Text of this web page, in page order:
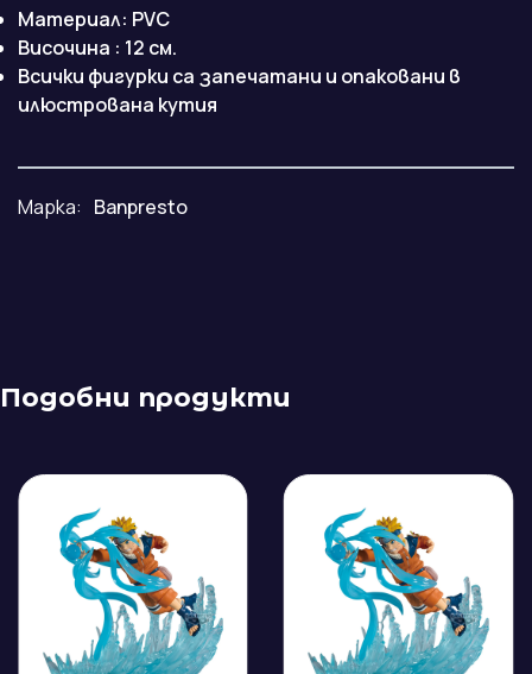
Материал: PVC
Височина : 12 см.
Всички фигурки са запечатани и опаковани в
илюстрована кутия
Марка: Banpresto
Подобни продукти